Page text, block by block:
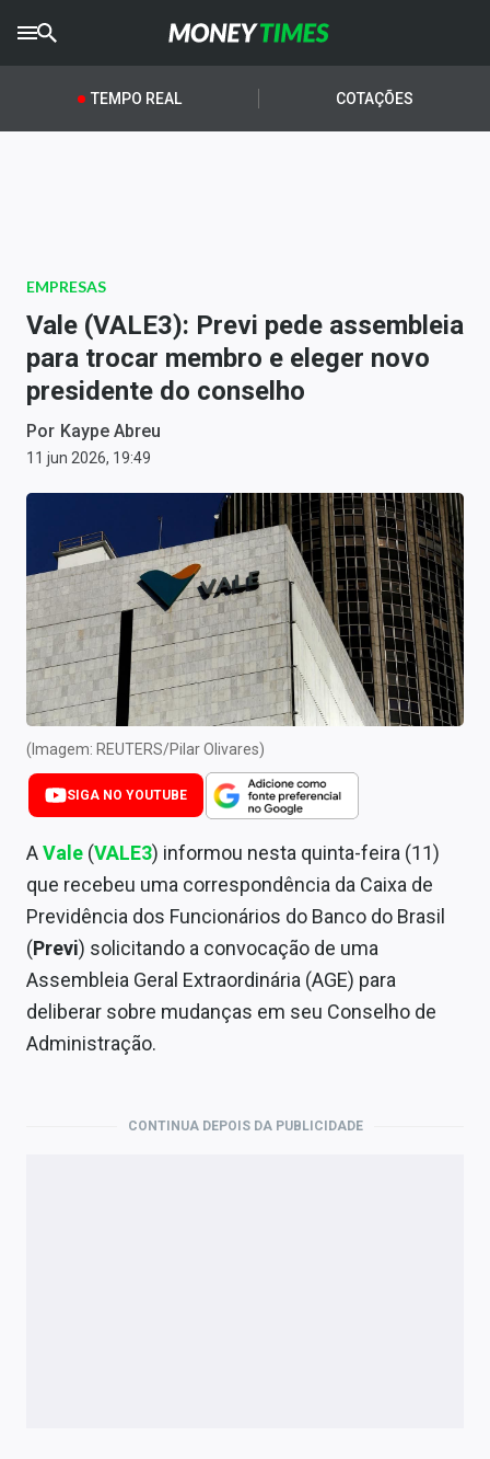
CRYPTOTIMES
AGROTIMES
Newsletters
Money Trader
Anuncie
Últimas Notícias
Cotações
Comprar ou vender?
Carteiras Recomendadas
Central de Dividendos
Central de Fundos Imobiliários
Central dos IPOs
Renda Fixa
Finanças Pessoais
Mercados
Economia
Empresas
TEMPO REAL COTAÇÕES
EMPRESAS
Vale (VALE3): Previ pede assembleia
para trocar membro e eleger novo
presidente do conselho
Por Kaype Abreu
11 jun 2026, 19:49
(Imagem: REUTERS/Pilar Olivares)
SIGA NO YOUTUBE
AVale (VALE3) informou nesta quinta-feira (11)
que recebeu uma correspondência da Caixa de
Previdência dos Funcionários do Banco do Brasil
(Previ) solicitando a convocação de uma
Assembleia Geral Extraordinária (AGE) para
deliberar sobre mudanças em seu Conselho de
Administração.
CONTINUA DEPOIS DA PUBLICIDADE